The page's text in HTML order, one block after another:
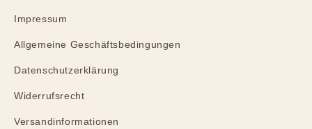
Impressum
Allgemeine Geschäftsbedingungen
Datenschutzerklärung
Widerrufsrecht
Versandinformationen